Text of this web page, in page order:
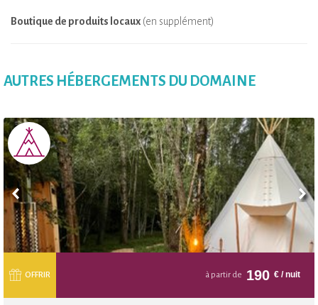
Boutique de produits locaux (en supplément)
AUTRES HÉBERGEMENTS DU DOMAINE
OFFRIR à partir de 190 € / nuit